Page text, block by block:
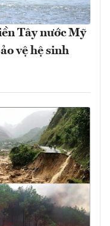
Tây nước Mỹ
vệ hệ sinh